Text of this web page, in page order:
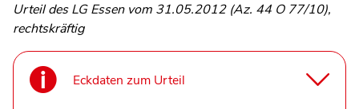
Urteil des LG Essen vom 31.05.2012 (Az. 44 O 77/10),
rechtskräftig
Eckdaten zum Urteil